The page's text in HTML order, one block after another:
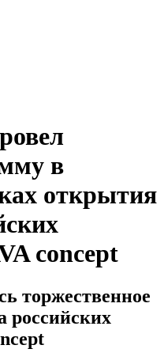
в
открытия
concept
торжественное
российских